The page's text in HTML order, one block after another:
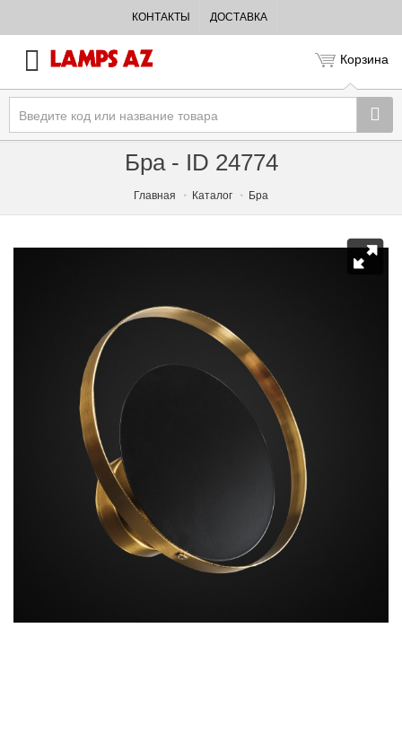
КОНТАКТЫ ДОСТАВКА
Корзина
Бра - ID 24774
Главная Каталог Бра